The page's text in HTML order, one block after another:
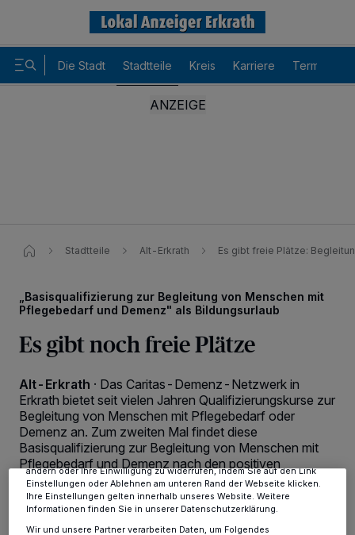
Die Stadt Stadtteile Kreis Karriere Termine
Stadtteile Alt-Erkrath Es gibt freie Plätze​:
„Basisqualifizierung zur Begleitung von Menschen mit
Pflegebedarf und Demenz" als Bildungsurlaub
Es gibt noch freie Plätze
Alt-Erkrath · Das Caritas-Demenz-Netzwerk in
Erkrath bietet seit vielen Jahren Qualifizierungskurse zur
Begleitung von Menschen mit Pflegebedarf oder
Demenz an. Zum zweiten Mal findet diese
Basisqualifizierung zur Begleitung von Menschen mit
Pflegebedarf und Demenz nach den positiven
Rückmeldungen im vergangenen Jahr vom 4. bis 8.
März als Bildungsurlaub nach dem
Arbeitnehmerweiterbildungsgesetz (AWbG NRW) statt.
personenbezogene Daten wie Browserdaten oder eindeutige
Kennungen auf Ihrem Gerät zu. Durch Auswahl von OK aktivieren Sie
Tracking-Technologien für die unter „Wir und unsere Partner
verarbeiten Daten, um Ihnen Dienste bereitzustellen“ aufgeführten
Zwecke. Wenn Tracker deaktiviert sind, sind manche Inhalte und
Anzeigen möglicherweise nicht mehr so relevant für Sie. Sie können
dieses Menü jederzeit wieder aufrufen, um Ihre Einstellungen zu
ändern oder Ihre Einwilligung zu widerrufen, indem Sie auf den Link
Einstellungen oder Ablehnen am unteren Rand der Webseite klicken.
Ihre Einstellungen gelten innerhalb unseres Website. Weitere
Informationen finden Sie in unserer Datenschutzerklärung.
Wir und unsere Partner verarbeiten Daten, um Folgendes